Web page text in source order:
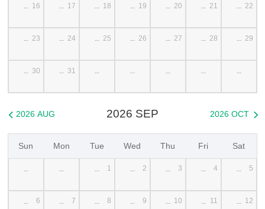
-- 16 -- 17 -- 18 -- 19 -- 20 -- 21 -- 22
-- 23 -- 24 -- 25 -- 26 -- 27 -- 28 -- 29
-- 30 -- 31 -- -- -- -- --
2026 SEP
 2026 AUG 2026 OCT 
Sun Mon Tue Wed Thu Fri Sat
-- -- -- 1 -- 2 -- 3 -- 4 -- 5
-- 6 -- 7 -- 8 -- 9 -- 10 -- 11 -- 12